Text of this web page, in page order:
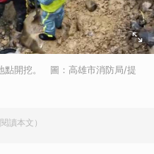
點開挖。 圖：高雄市消防局/提
讀本文）